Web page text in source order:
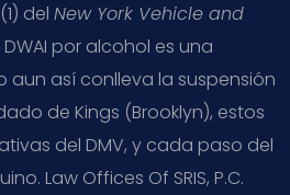
del New York Vehicle and
por alcohol es una
aun así conlleva la suspensión
de Kings (Brooklyn), estos
del DMV, y cada paso del
Law Offices Of SRIS, P.C.